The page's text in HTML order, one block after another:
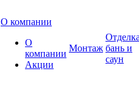
О компании
О
компании
Акции
Монтаж бань и
саун